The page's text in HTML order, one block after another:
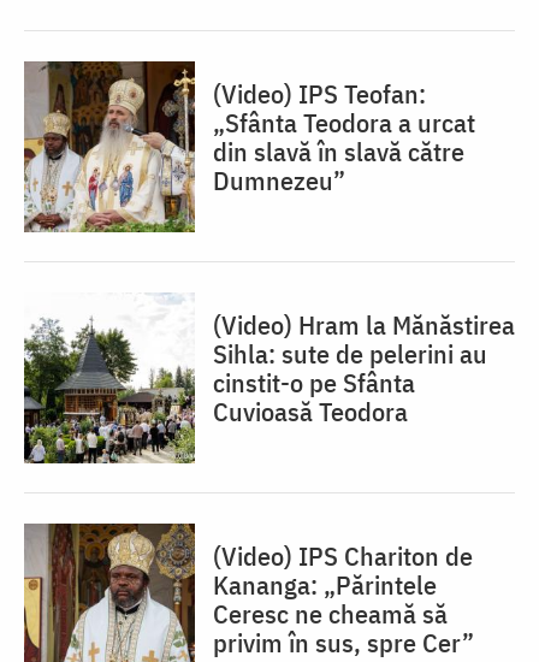
(Video) IPS Teofan:
„Sfânta Teodora a urcat
din slavă în slavă către
Dumnezeu”
(Video) Hram la Mănăstirea
Sihla: sute de pelerini au
cinstit-o pe Sfânta
Cuvioasă Teodora
(Video) IPS Chariton de
Kananga: „Părintele
Ceresc ne cheamă să
privim în sus, spre Cer”